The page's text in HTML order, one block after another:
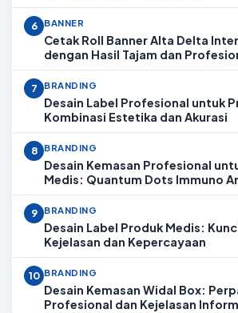
6 BANNER
Cetak Roll Banner Alta Delta
dengan Hasil Tajam dan
7 BRANDING
Desain Label Profesional untuk
Kombinasi Estetika dan Akurasi
8 BRANDING
Desain Kemasan Profesional
Medis: Quantum Dots Immuno
9 BRANDING
Desain Label Produk Medis:
Kejelasan dan Kepercayaan
10 BRANDING
Desain Kemasan Widal Box:
Profesional dan Kejelasan